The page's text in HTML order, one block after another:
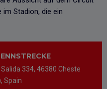
Stadion, die ein
334, 46380 Cheste
Spain